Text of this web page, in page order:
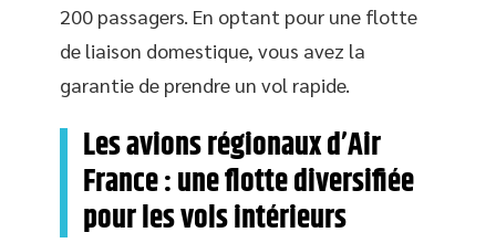
200 passagers. En optant pour une flotte
de liaison domestique, vous avez la
garantie de prendre un vol rapide.
Les avions régionaux d’Air
France : une flotte diversifiée
pour les vols intérieurs